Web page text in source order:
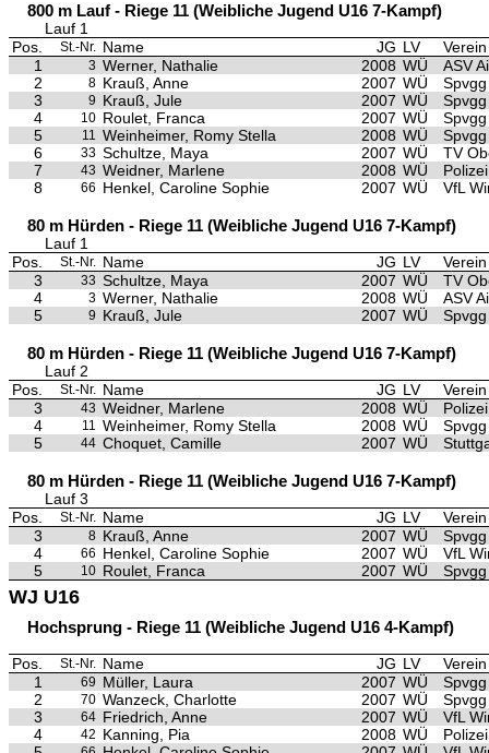
800 m Lauf - Riege 11 (Weibliche Jugend U16 7-Kampf)
Lauf 1
Pos.
St.-Nr. Name JG LV
Verein
1
3 Werner, Nathalie 2008 WÜ
ASV
2
8 Krauß, Anne 2007 WÜ
3
9 Krauß, Jule 2007 WÜ
4
10 Roulet, Franca 2007 WÜ
5
11 Weinheimer, Romy Stella 2008 WÜ
6
33 Schultze, Maya 2007 WÜ
TV
7
43 Weidner, Marlene 2008 WÜ
8
66 Henkel, Caroline Sophie 2007 WÜ VfL
80 m Hürden - Riege 11 (Weibliche Jugend U16 7-Kampf)
Lauf 1
Pos.
St.-Nr. Name JG LV
Verein
3
33 Schultze, Maya 2007 WÜ
TV
4
3 Werner, Nathalie 2008 WÜ
ASV
5
9 Krauß, Jule 2007 WÜ
80 m Hürden - Riege 11 (Weibliche Jugend U16 7-Kampf)
Lauf 2
Pos.
St.-Nr. Name JG LV
Verein
3
43 Weidner, Marlene 2008 WÜ
4
11 Weinheimer, Romy Stella 2008 WÜ
5
44 Choquet, Camille 2007 WÜ
80 m Hürden - Riege 11 (Weibliche Jugend U16 7-Kampf)
Lauf 3
Pos.
St.-Nr. Name JG LV
Verein
3
8 Krauß, Anne 2007 WÜ
4
66 Henkel, Caroline Sophie 2007 WÜ
VfL
5
10 Roulet, Franca 2007 WÜ
WJ U16
Hochsprung - Riege 11 (Weibliche Jugend U16 4-Kampf)
Pos. St.-Nr. Name JG LV
Verein
1
69 Müller, Laura 2007 WÜ
2
70 Wanzeck, Charlotte 2007 WÜ
3
64 Friedrich, Anne 2007 WÜ
VfL
4
42 Kanning, Pia 2008 WÜ